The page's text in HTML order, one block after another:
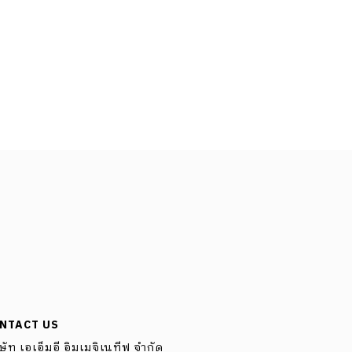
US
ท เอเอ็มอี อิมเมจิเนทีฟ จำกัด